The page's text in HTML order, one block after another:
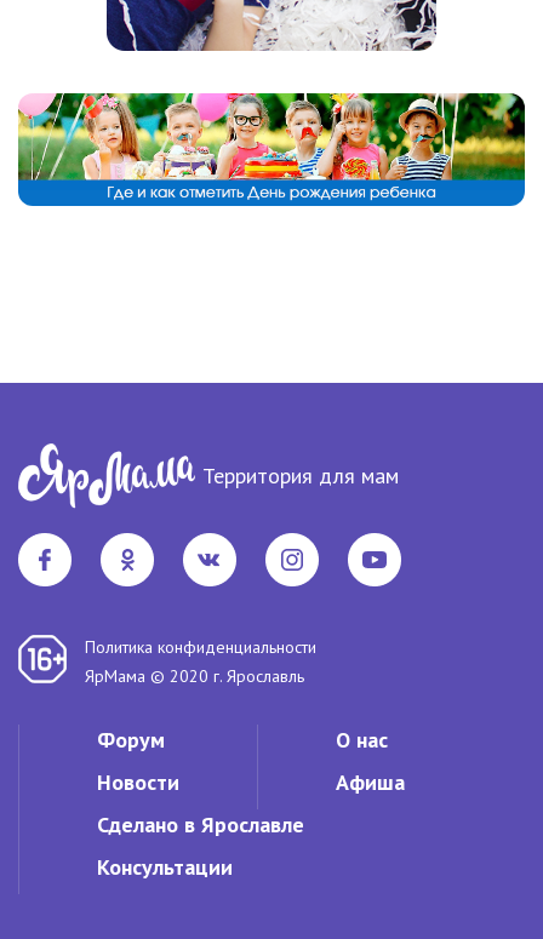
Территория для мам
Политика конфиденциальности
ЯрМама © 2020 г. Ярославль
Форум
Новости
О нас
Афиша
Сделано в Ярославле
Консультации